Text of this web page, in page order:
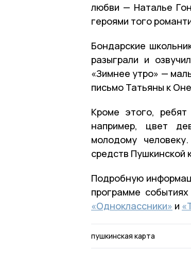
любви — Наталье
героями того
Бондарские
разыграли и
«Зимнее утро» —
письмо Татьяны к
Кроме этого,
например, цвет
молодому
средств Пушкинской
Подробную
программе
«Одноклассники» и
пушкинская карта